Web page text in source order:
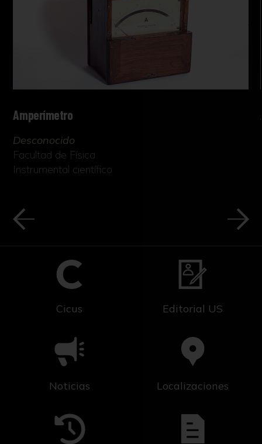
Amperímetro
Desconocido
Facultad de Física
Instrumental científico
Cicus Editorial US
Noticias Localizaciones